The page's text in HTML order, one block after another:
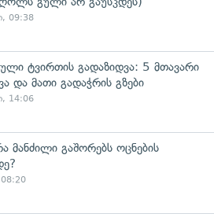
09:38
ტვირთის გადაზიდვა: 5 მთავარი
და მათი გადაჭრის გზები
14:06
მანძილი გაშორებს ოცნების
08:20